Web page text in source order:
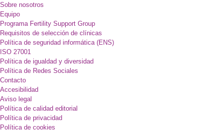
Sobre nosotros
Equipo
Programa Fertility Support Group
Requisitos de selección de clínicas
Política de seguridad informática (ENS)
ISO 27001
Política de igualdad y diversidad
Política de Redes Sociales
Contacto
Accesibilidad
Aviso legal
Política de calidad editorial
Política de privacidad
Política de cookies